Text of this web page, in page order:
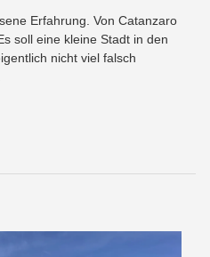
Erfahrung. Von Catanzaro
soll eine kleine Stadt in den
nicht viel falsch